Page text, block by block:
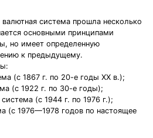
система прошла несколько
основными принципами
но имеет определенную
к предыдущему.
(с 1867 г. по 20-е годы XX в.);
(с 1922 г. по 30-е годы);
(с 1944 г. по 1976 г.);
(с 1976—1978 годов по настоящее